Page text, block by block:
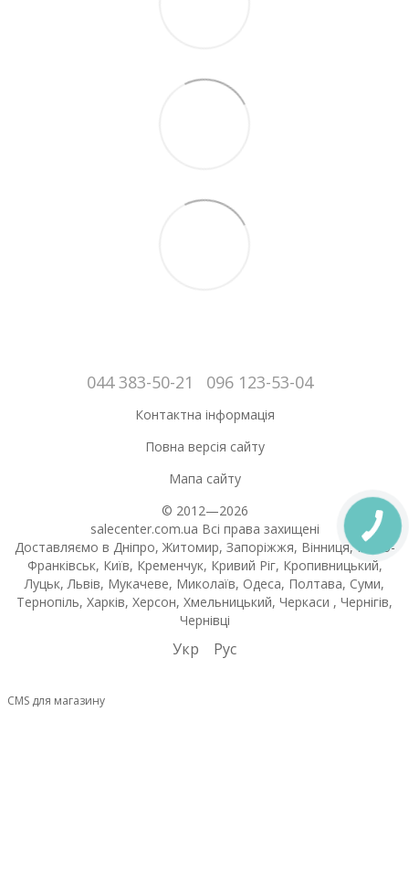
044 383-50-21 096 123-53-04
Контактна інформація
Повна версія сайту
Мапа сайту
© 2012—2026
salecenter.com.ua Всі права захищені
Доставляємо в Дніпро, Житомир, Запоріжжя, Вінниця, Івано-
Франківськ, Київ, Кременчук, Кривий Ріг, Кропивницький,
Луцьк, Львів, Мукачеве, Миколаїв, Одеса, Полтава, Суми,
Тернопіль, Харків, Херсон, Хмельницький, Черкаси , Чернігів,
Чернівці
Укр Рус
CMS для магазину